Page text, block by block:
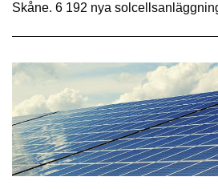
Skåne. 6 192 nya